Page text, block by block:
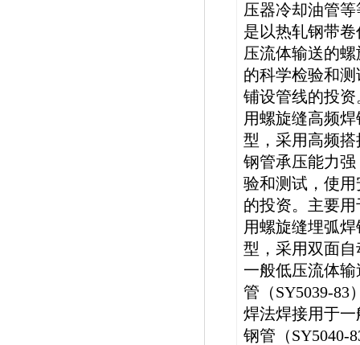
压器冷却油管
是以热轧钢带
压流体输送的
的科学检验和
铺设管线的投
用螺旋缝高频
型，采用高频
钢管承压能力
验和测试，使
的投资。主要
用螺旋缝埋弧
型，采用双面
一般低压流体
管（SY5039-
焊法焊接用于
钢管（SY5040-